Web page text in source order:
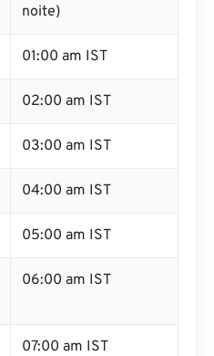
noite)
01:00 am IST
02:00 am IST
03:00 am IST
04:00 am IST
05:00 am IST